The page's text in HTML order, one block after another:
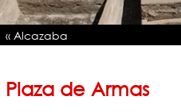
« Alcazaba
Plaza de Armas